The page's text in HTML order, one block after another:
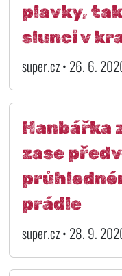
plavky,
slunci v
super.cz • 26. 6.
Hanbářka
zase
prádle
super.cz • 28. 9.